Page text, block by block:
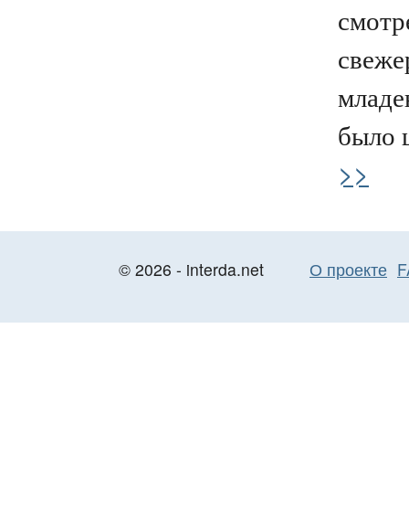
было
>>
© 2026 - interda.net О проекте